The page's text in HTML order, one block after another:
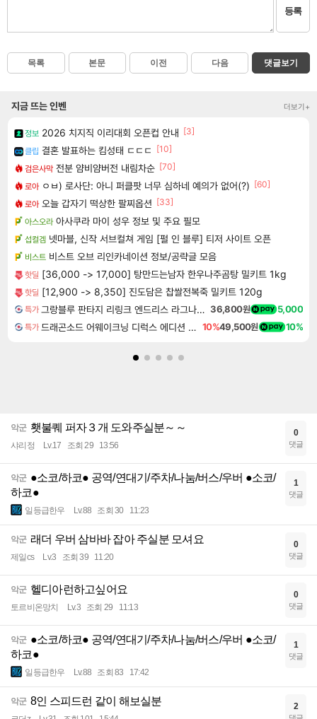
등록
목록 본문 이전 다음 댓글보기
지금 뜨는 인벤 더보기+
정보 2026 치지직 이리대회 오픈컵 안내 [3]
클립 결혼 발표하는 킴성태 ㄷㄷㄷ
[10]
검은사막 전분 얌비얌버전 내림차순 [70]
로아 ㅇㅂ) 로사단: 아니 퍼클팟 너무 심하네 예의가 없어(?) [60]
로아 오늘 갑자기 떡상한 팔찌옵션 [33]
아스오라 아사쿠라 마이 성우 정보 및 주요 필모
섭컬겜 넷마블, 신작 서브컬쳐 게임 [펄 인 블루] 티저 사이트 오픈
비스트 비스트 오브 리인카네이션 정보/공략글 모음
핫딜 [36,000 -> 17,000] 탕만드는남자 한우나주곰탕 밀키트 1kg
핫딜 [12,900 -> 8,350] 진도담은 찹쌀전복죽 밀키트 120g
특가 그랑블루 판타지 리링크 엔드리스 라그나로크 업그레이드 킷 Granblue Fantasy Relink Endless Ragnarok Upgrade Kit DLC 36,800원 5,000
특가 드래곤소드 어웨이크닝 디럭스 에디션 DragonSword Awakening Deluxe Edition 10%49,500원 10%
악군 횃불퀘 퍼자３개 도와주실분～～
샤리정 Lv.17 조회 29 13:56
0
댓글
악군 ●소코/하코● 공역/연대기/주차/나눔/버스/우버 ●소코/
하코●
일등급한우 Lv.88 조회 30 11:23
1
댓글
악군 래더 우버 삼바바 잡아 주실분 모셔요
제일cs Lv.3 조회 39 11:20
0
댓글
악군 헬디아런하고싶어요
토르비온망치 Lv.3 조회 29 11:13
0
댓글
악군 ●소코/하코● 공역/연대기/주차/나눔/버스/우버 ●소코/
하코●
일등급한우 Lv.88 조회 83 17:42
1
댓글
악군 8인 스피드런 같이 해보실분 2